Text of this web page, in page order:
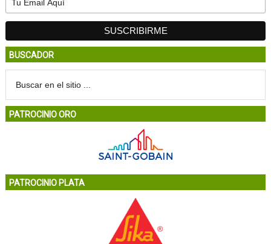
BUSCADOR
PATROCINIO ORO
PATROCINIO PLATA